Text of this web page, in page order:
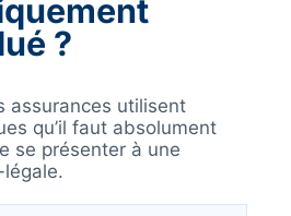
?
assurances utilisent
qu’il faut absolument
se présenter à une